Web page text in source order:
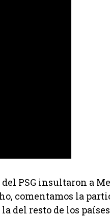
PSG insultaron a
comentamos la
del resto de los